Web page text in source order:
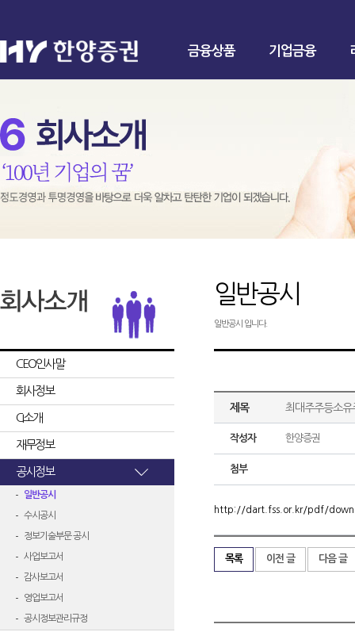
금융상품 기업금융
CEO인사말
회사정보
CI소개
재무정보
공시정보
일반공시
수시공시
정보기술부문 공시
사업보고서
감사보고서
영업보고서
공시정보관리규정
일반공시
일반공시 입니다.
제목 최대주주등소유
작성자 한양증권
첨부
http://dart.fss.or.kr/pdf/
목록 이전 글 다음 글